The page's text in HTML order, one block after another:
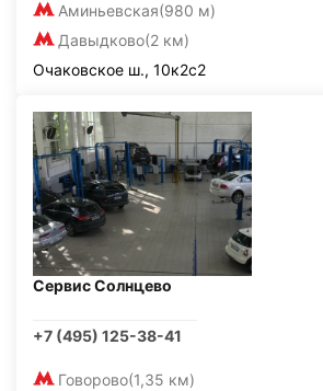
Аминьевская(980 м)
Давыдково(2 км)
Очаковское ш., 10к2с2
Сервис Солнцево
+7 (495) 125-38-41
Говорово(1,35 км)